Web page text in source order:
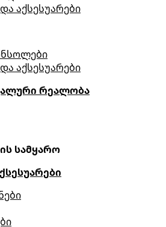
აქსესუარები
აქსესუარები
რეალობა
სამყარო